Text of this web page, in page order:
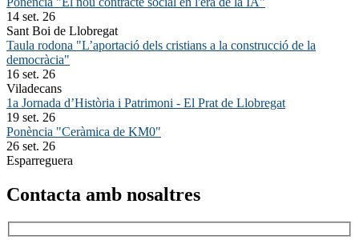
14 set. 26
Sant Boi de Llobregat
Taula rodona "L’aportació dels cristians a la construcció de la
democràcia"
16 set. 26
Viladecans
1a Jornada d’Història i Patrimoni - El Prat de Llobregat
19 set. 26
Ponència "Ceràmica de KM0"
26 set. 26
Esparreguera
Contacta amb nosaltres